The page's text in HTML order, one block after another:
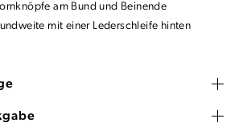
am Bund und Beinende
mit einer Lederschleife hinten